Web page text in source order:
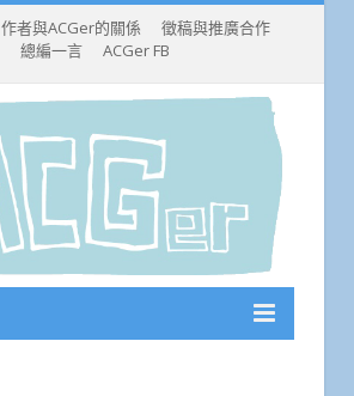
作者與ACGer的關係
徵稿與推廣合作
總編一言
ACGer FB